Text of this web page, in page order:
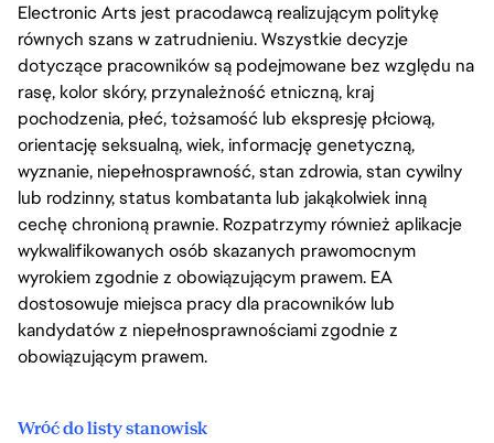
Electronic Arts jest pracodawcą realizującym politykę
równych szans w zatrudnieniu. Wszystkie decyzje
dotyczące pracowników są podejmowane bez względu na
rasę, kolor skóry, przynależność etniczną, kraj
pochodzenia, płeć, tożsamość lub ekspresję płciową,
orientację seksualną, wiek, informację genetyczną,
wyznanie, niepełnosprawność, stan zdrowia, stan cywilny
lub rodzinny, status kombatanta lub jakąkolwiek inną
cechę chronioną prawnie. Rozpatrzymy również aplikacje
wykwalifikowanych osób skazanych prawomocnym
wyrokiem zgodnie z obowiązującym prawem. EA
dostosowuje miejsca pracy dla pracowników lub
kandydatów z niepełnosprawnościami zgodnie z
obowiązującym prawem.
Wróć do listy stanowisk